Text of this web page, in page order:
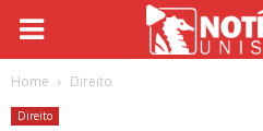
Home Direito
Direito